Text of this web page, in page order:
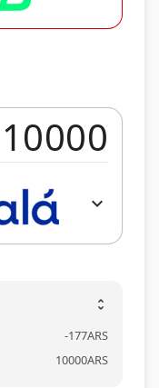
expand_more
unfold_more
-177ARS
10000ARS